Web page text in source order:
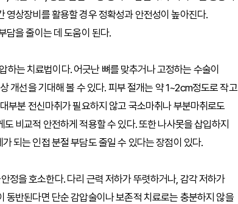
영상장비를 활용할 경우 정확성과 안전성이 높아진다.
담을 줄이는 데 도움이 된다.
는 치료법이다. 어긋난 뼈를 맞추거나 고정하는 수술이
개선을 기대해 볼 수 있다. 피부 절개는 약 1~2cm정도로 작고
부분 전신마취가 필요하지 않고 국소마취나 부분마취로도
비교적 안전하게 적용할 수 있다. 또한 나사못을 삽입하지
되는 인접 분절 부담도 줄일 수 있다는 장점이 있다.
정을 호소한다. 다리 근력 저하가 뚜렷하거나, 감각 저하가
동반된다면 단순 감압술이나 보존적 치료로는 충분하지 않을